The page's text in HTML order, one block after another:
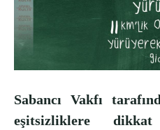
Sabancı Vakfı
eşitsizliklere